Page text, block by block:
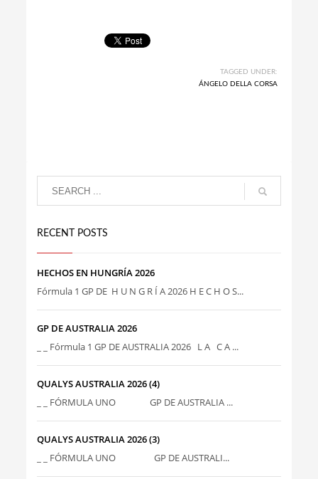
TAGGED UNDER:
ÁNGELO DELLA CORSA
RECENT POSTS
HECHOS EN HUNGRÍA 2026
Fórmula 1 GP DE H U N G R Í A 2026 H E C H O S...
GP DE AUSTRALIA 2026
_ _ Fórmula 1 GP DE AUSTRALIA 2026 L A C A ...
QUALYS AUSTRALIA 2026 (4)
_ _ FÓRMULA UNO GP DE AUSTRALIA ...
QUALYS AUSTRALIA 2026 (3)
_ _ FÓRMULA UNO GP DE AUSTRALI...